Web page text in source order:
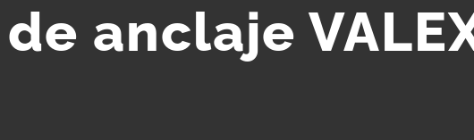
anclaje